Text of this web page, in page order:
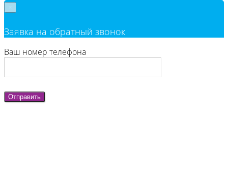
Заявка на обратный звонок
Ваш номер телефона
Отправить